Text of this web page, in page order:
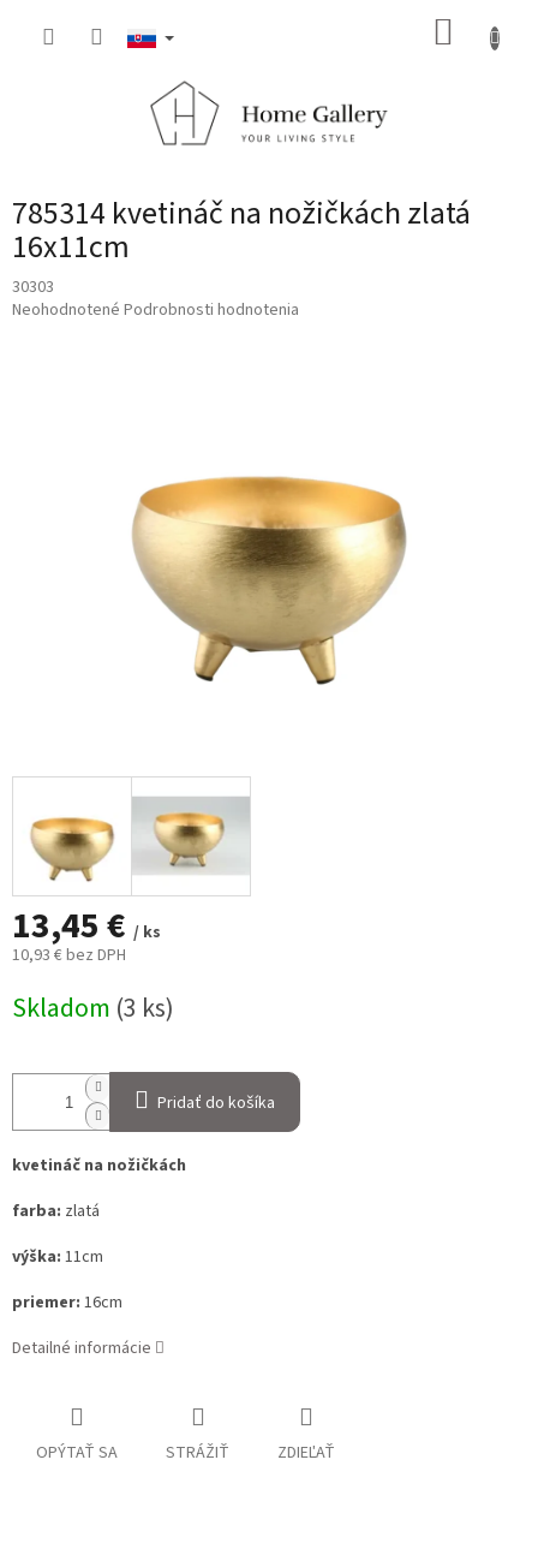
785314 kvetináč na nožičkách zlatá
16x11cm
30303
Priemerné
Neohodnotené Podrobnosti hodnotenia
13,45 € / ks
10,93 € bez DPH
cena:
Skladom (3 ks)
Pridať do košíka
kvetináč na nožičkách
farba: zlatá
výška: 11cm
priemer: 16cm
Detailné informácie
OPÝTAŤ SA STRÁŽIŤ ZDIEĽAŤ